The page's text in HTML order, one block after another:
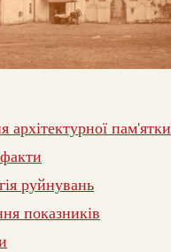
архітектурної пам'ятки
руйнувань
показників